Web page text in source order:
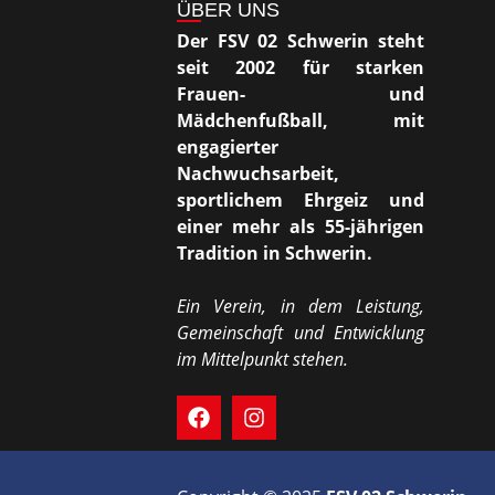
ÜBER UNS
Der FSV 02 Schwerin steht
seit 2002 für starken
Frauen- und
Mädchenfußball, mit
engagierter
Nachwuchsarbeit,
sportlichem Ehrgeiz und
einer mehr als 55-jährigen
Tradition in Schwerin.
Ein Verein, in dem Leistung,
Gemeinschaft und Entwicklung
im Mittelpunkt stehen.